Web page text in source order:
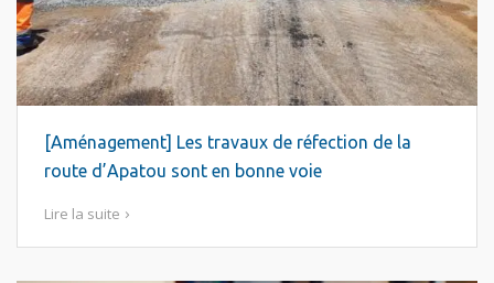
[Aménagement] Les travaux de réfection de la
route d’Apatou sont en bonne voie
Lire la suite